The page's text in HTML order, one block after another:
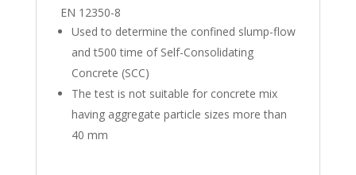
EN 12350-8
Used to determine the confined slump-flow
and t500 time of Self-Consolidating
Concrete (SCC)
The test is not suitable for concrete mix
having aggregate particle sizes more than
40 mm